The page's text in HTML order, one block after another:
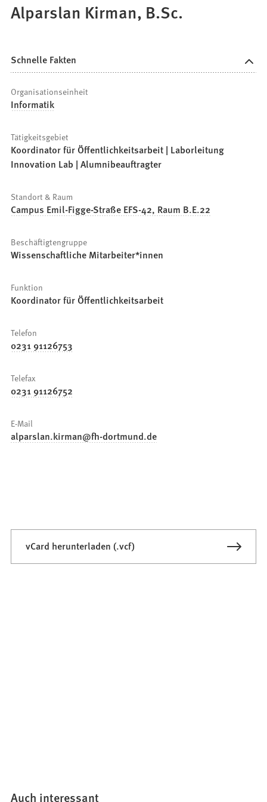
Alparslan Kirman, B.Sc.
Schnelle Fakten
Organisationseinheit
Informatik
Tätigkeitsgebiet
Koordinator für Öffentlichkeitsarbeit | Laborleitung
Innovation Lab | Alumnibeauftragter
Standort & Raum
Campus Emil-Figge-Straße EFS-42, Raum B.E.22
Beschäftigtengruppe
Wissenschaftliche Mitarbeiter*innen
Funktion
Koordinator für Öffentlichkeitsarbeit
Telefon
0231 91126753
Telefax
0231 91126752
E-Mail
alparslan.kirman fh-dortmund de
vCard herunterladen (.vcf)
Auch interessant